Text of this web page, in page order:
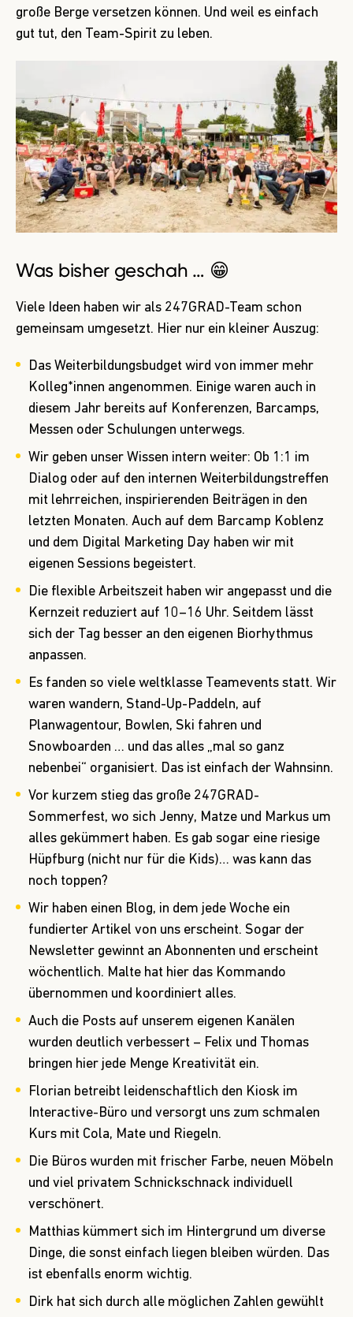
große Berge versetzen können. Und weil es einfach
gut tut, den Team-Spirit zu leben.
Was bisher geschah … 😁
Viele Ideen haben wir als 247GRAD-Team schon
gemeinsam umgesetzt. Hier nur ein kleiner Auszug:
Das Weiterbildungsbudget wird von immer mehr
Kolleg*innen angenommen. Einige waren auch in
diesem Jahr bereits auf Konferenzen, Barcamps,
Messen oder Schulungen unterwegs.
Wir geben unser Wissen intern weiter: Ob 1:1 im
Dialog oder auf den internen Weiterbildungstreffen
mit lehrreichen, inspirierenden Beiträgen in den
letzten Monaten. Auch auf dem Barcamp Koblenz
und dem Digital Marketing Day haben wir mit
eigenen Sessions begeistert.
Die flexible Arbeitszeit haben wir angepasst und die
Kernzeit reduziert auf 10–16 Uhr. Seitdem lässt
sich der Tag besser an den eigenen Biorhythmus
anpassen.
Es fanden so viele weltklasse Teamevents statt. Wir
waren wandern, Stand-Up-Paddeln, auf
Planwagentour, Bowlen, Ski fahren und
Snowboarden … und das alles „mal so ganz
nebenbei“ organisiert. Das ist einfach der Wahnsinn.
Vor kurzem stieg das große 247GRAD-
Sommerfest, wo sich Jenny, Matze und Markus um
alles gekümmert haben. Es gab sogar eine riesige
Hüpfburg (nicht nur für die Kids)… was kann das
noch toppen?
Wir haben einen Blog, in dem jede Woche ein
fundierter Artikel von uns erscheint. Sogar der
Newsletter gewinnt an Abonnenten und erscheint
wöchentlich. Malte hat hier das Kommando
übernommen und koordiniert alles.
Auch die Posts auf unserem eigenen Kanälen
wurden deutlich verbessert – Felix und Thomas
bringen hier jede Menge Kreativität ein.
Florian betreibt leidenschaftlich den Kiosk im
Interactive-Büro und versorgt uns zum schmalen
Kurs mit Cola, Mate und Riegeln.
Die Büros wurden mit frischer Farbe, neuen Möbeln
und viel privatem Schnickschnack individuell
verschönert.
Matthias kümmert sich im Hintergrund um diverse
Dinge, die sonst einfach liegen bleiben würden. Das
ist ebenfalls enorm wichtig.
Dirk hat sich durch alle möglichen Zahlen gewühlt